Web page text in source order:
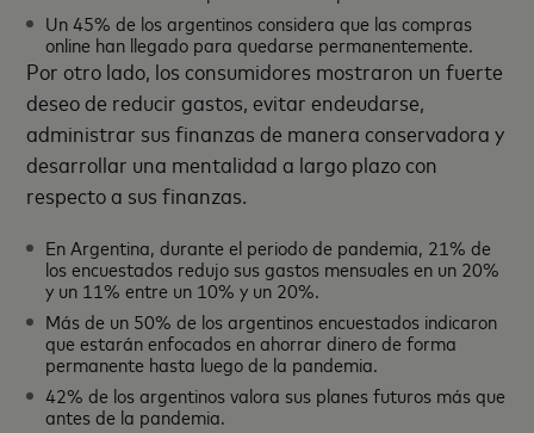
Un 45% de los argentinos considera que las compras
online han llegado para quedarse permanentemente.
Por otro lado, los consumidores mostraron un fuerte
deseo de reducir gastos, evitar endeudarse,
administrar sus finanzas de manera conservadora y
desarrollar una mentalidad a largo plazo con
respecto a sus finanzas.
En Argentina, durante el periodo de pandemia, 21% de
los encuestados redujo sus gastos mensuales en un 20%
y un 11% entre un 10% y un 20%.
Más de un 50% de los argentinos encuestados indicaron
que estarán enfocados en ahorrar dinero de forma
permanente hasta luego de la pandemia.
42% de los argentinos valora sus planes futuros más que
antes de la pandemia.